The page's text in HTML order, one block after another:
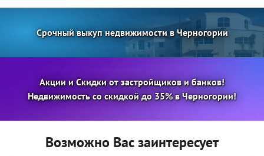
Срочный выкуп недвижимости в Черногории
Акции и Скидки от застройщиков и банков!
Недвижимость со скидкой до 35% в Черногории!
Возможно Вас заинтересует